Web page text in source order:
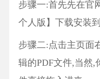
步骤一:首先先在官
个人版】下载安装
步骤二:点击主页面
辑的PDF文件,当然,